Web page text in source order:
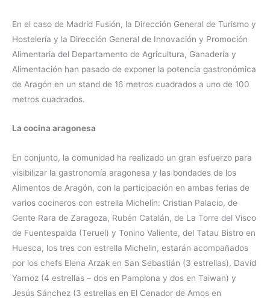
En el caso de Madrid Fusión, la Dirección General de Turismo y
Hostelería y la Dirección General de Innovación y Promoción
Alimentaria del Departamento de Agricultura, Ganadería y
Alimentación han pasado de exponer la potencia gastronómica
de Aragón en un stand de 16 metros cuadrados a uno de 100
metros cuadrados.
La cocina aragonesa
En conjunto, la comunidad ha realizado un gran esfuerzo para
visibilizar la gastronomía aragonesa y las bondades de los
Alimentos de Aragón, con la participación en ambas ferias de
varios cocineros con estrella Michelín: Cristian Palacio, de
Gente Rara de Zaragoza, Rubén Catalán, de La Torre del Visco
de Fuentespalda (Teruel) y Tonino Valiente, del Tatau Bistro en
Huesca, los tres con estrella Michelin, estarán acompañados
por los chefs Elena Arzak en San Sebastián (3 estrellas), David
Yarnoz (4 estrellas – dos en Pamplona y dos en Taiwan) y
Jesús Sánchez (3 estrellas en El Cenador de Amos en